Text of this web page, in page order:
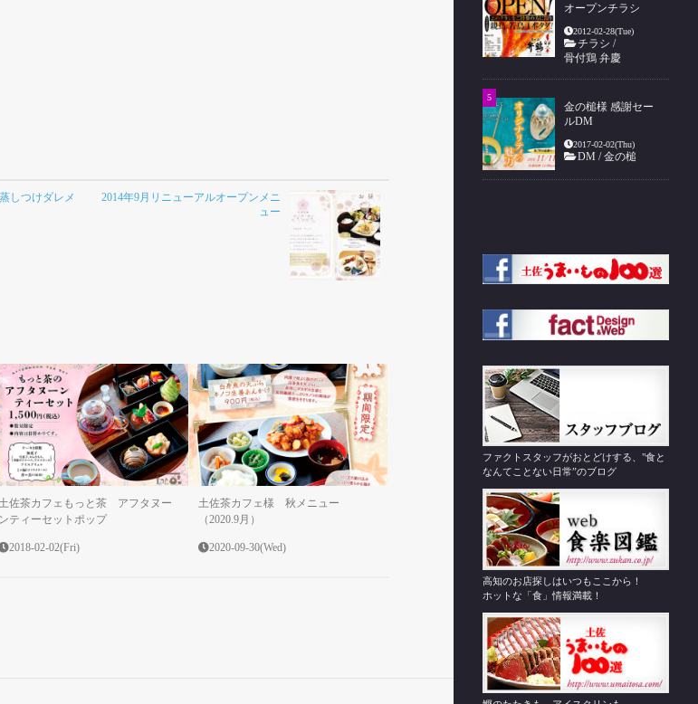
しつけダレメ
2014年9月リニューアルオープンメニ
ュー
土佐茶カフェもっと茶 アフタヌー
ンティーセットポップ
2018-02-02(Fri)
土佐茶カフェ様 秋メニュー
（2020.9月）
2020-09-30(Wed)
オープンチラシ
2012-02-28(Tue)
チラシ /
骨付鶏 弁慶
金の槌様 感謝セー
ルDM
2017-02-02(Thu)
DM /金の槌
ファクトスタッフがおとどけする、"食と
なんてことない日常”のブログ
高知のお店探しはいつもここから！
ホットな「食」情報満載！